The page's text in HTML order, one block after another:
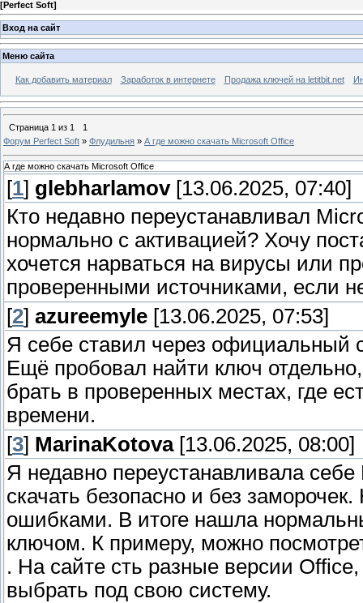
[Perfect Soft]
Вход на сайт
Меню сайта
Как добавить материал Заработок в интернете Продажа ключей на letitbit.net
Страница 1 из 1
1
Форум Perfect Soft » Флудильня » А где можно скачать Microsoft Office
А где можно скачать Microsoft Office
[1] glebharlamov[13.06.2025, 07:40]
Кто недавно переустанавливал
нормально с активацией? Хочу
хочется нарваться на вирусы или
проверенными источниками, если
[2] azureemyle [13.06.2025, 07:53]
Я себе ставил через официальный
Ещё пробовал найти ключ
брать в проверенных местах, где
времени.
[3] MarinaKotova[13.06.2025, 08:00]
Я недавно переустанавливала
скачать безопасно и без
ошибками. В итоге нашла
ключом. К примеру, можно
. На сайте сть разные версии
выбрать под свою систему.